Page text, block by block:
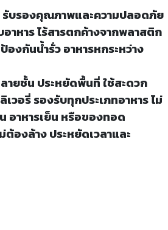
รับรองคุณภาพและความปลอดภัย
าหาร ไร้สารตกค้างจากพลาสติก
งกันน้ำรั่ว อาหารหกระหว่าง
ายชั้น ประหยัดพื้นที่ ใช้สะดวก
เวอรี่ รองรับทุกประเภทอาหาร ไม่
อาหารเย็น หรือของทอด
ต้องล้าง ประหยัดเวลาและ